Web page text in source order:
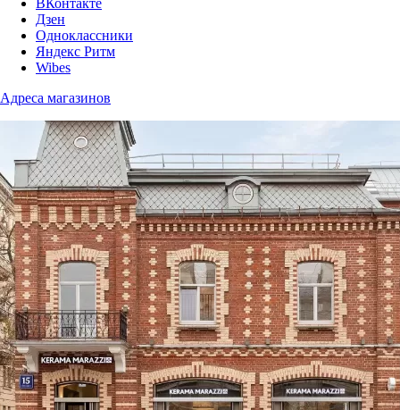
ВКонтакте
Дзен
Одноклассники
Яндекс Ритм
Wibes
Адреса магазинов